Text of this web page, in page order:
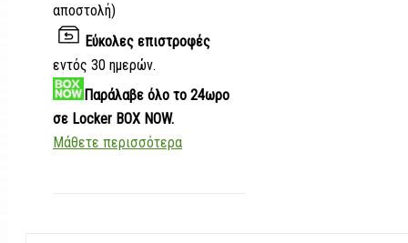
αποστολή)
Εύκολες επιστροφές
εντός 30 ημερών.
Παράλαβε όλο το 24ωρο
σε Locker BOX NOW.
Μάθετε περισσότερα